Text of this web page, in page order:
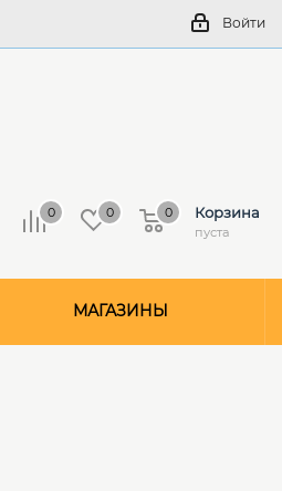
Войти
0 0 Корзина
пуста
0
МАГАЗИНЫ